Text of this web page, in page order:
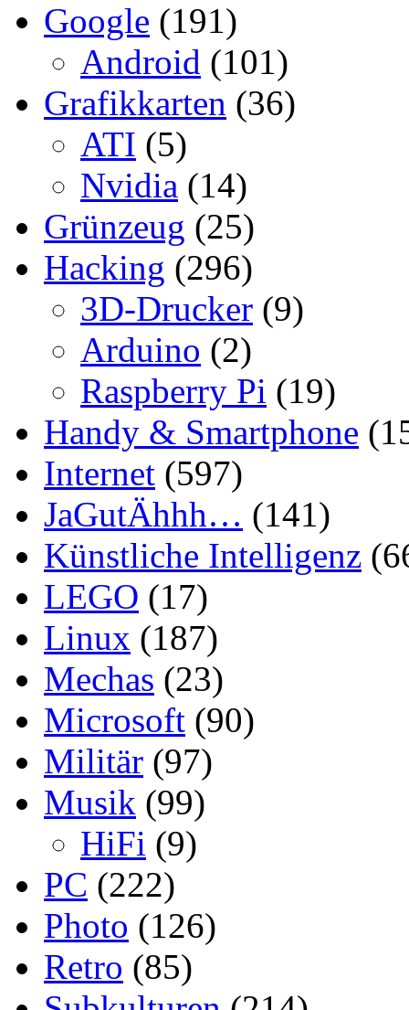
Google (191)
Android (101)
Grafikkarten (36)
ATI (5)
Nvidia (14)
Grünzeug (25)
Hacking (296)
3D-Drucker (9)
Arduino (2)
Raspberry Pi (19)
Handy & Smartphone
Internet (597)
JaGutÄhhh… (141)
Künstliche Intelligenz
LEGO (17)
Linux (187)
Mechas (23)
Microsoft (90)
Militär (97)
Musik (99)
HiFi (9)
PC (222)
Photo (126)
Retro (85)